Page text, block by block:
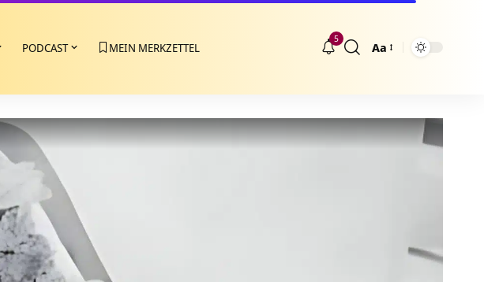
PODCAST MEIN MERKZETTEL
5
Größenänderung
Aa